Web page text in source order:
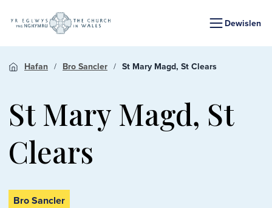
Dewislen
Hafan Bro Sancler St Mary Magd, St Clears
St Mary Magd, St
Clears
Bro Sancler